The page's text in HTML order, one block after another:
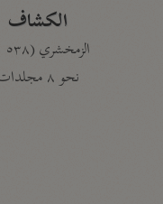
الكشاف
الزمخشري (٥٣٨ هـ)
نحو ٨ مجلدات